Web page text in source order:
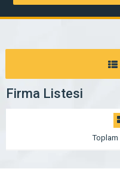
Firma Listesi
Toplam